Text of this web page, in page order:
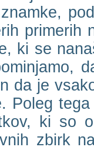
primerih
ki se
da je
Poleg
ki so
zbirk